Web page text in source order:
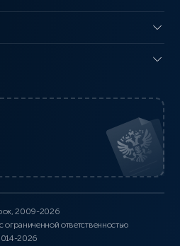
2009-2026
ответственностью
2026